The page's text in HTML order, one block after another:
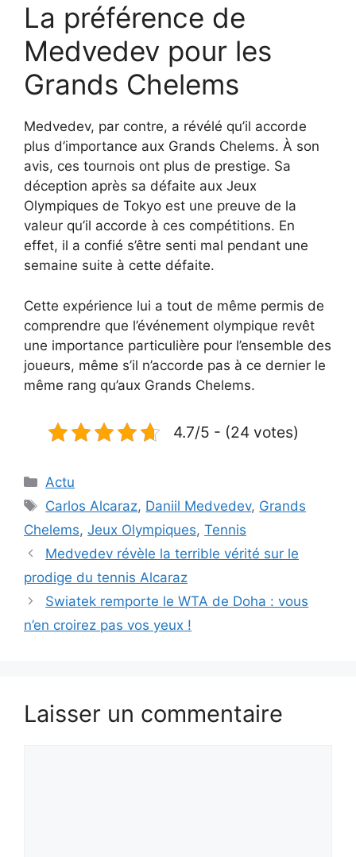
La préférence de
Medvedev pour les
Grands Chelems
Medvedev, par contre, a révélé qu’il accorde
plus d’importance aux Grands Chelems. À son
avis, ces tournois ont plus de prestige. Sa
déception après sa défaite aux Jeux
Olympiques de Tokyo est une preuve de la
valeur qu’il accorde à ces compétitions. En
effet, il a confié s’être senti mal pendant une
semaine suite à cette défaite.
Cette expérience lui a tout de même permis de
comprendre que l’événement olympique revêt
une importance particulière pour l’ensemble des
joueurs, même s’il n’accorde pas à ce dernier le
même rang qu’aux Grands Chelems.
4.7/5 - (24 votes)
Catégories
Actu
Étiquettes
Carlos Alcaraz, Daniil Medvedev, Grands
Chelems, Jeux Olympiques, Tennis
Medvedev révèle la terrible vérité sur le
prodige du tennis Alcaraz
Swiatek remporte le WTA de Doha : vous
n’en croirez pas vos yeux !
Laisser un commentaire